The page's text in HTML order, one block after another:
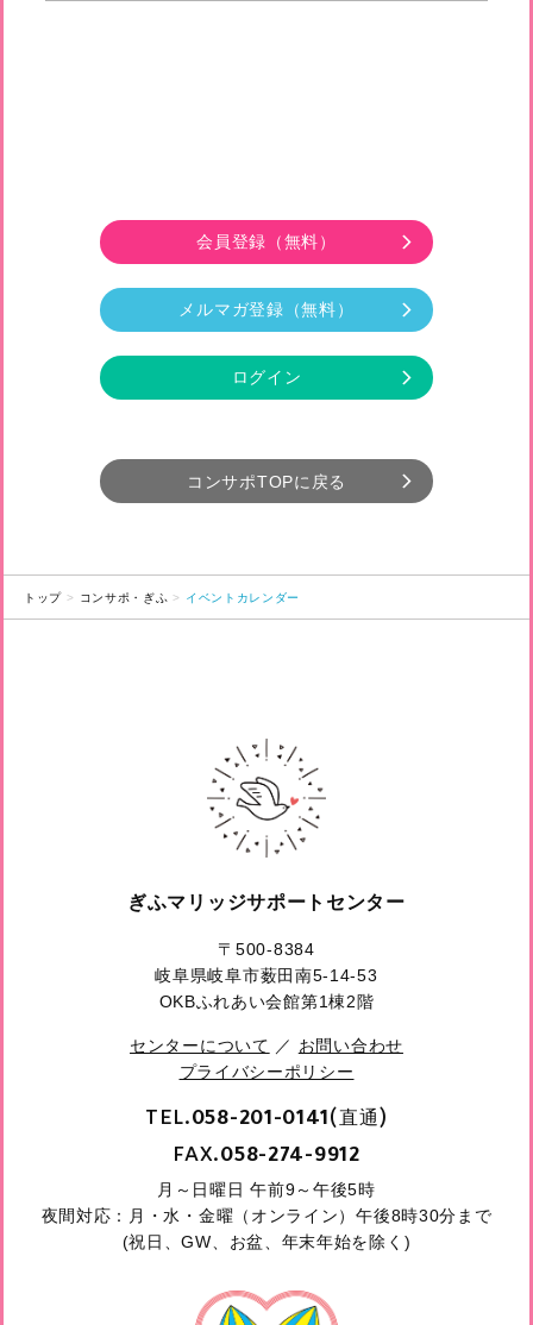
会員登録 （無料）
メルマガ登録 （無料）
ログイン
コンサポTOPに戻る
トップ コンサポ・ぎふ イベントカレンダー
ぎふマリッジサポートセンター
〒500-8384
岐阜県岐阜市薮田南5-14-53
OKBふれあい会館第1棟2階
センターについて ／ お問い合わせ
プライバシーポリシー
TEL.058-201-0141(直通)
FAX.058-274-9912
月～日曜日 午前9～午後5時
夜間対応：月・水・金曜（オンライン）午後8時30分まで
(祝日、GW、お盆、年末年始を除く)